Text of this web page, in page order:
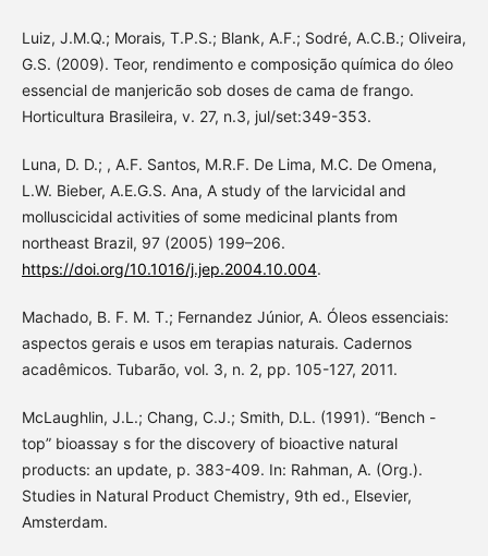
Luiz, J.M.Q.; Morais, T.P.S.; Blank, A.F.; Sodré, A.C.B.; Oliveira,
G.S. (2009). Teor, rendimento e composição química do óleo
essencial de manjericão sob doses de cama de frango.
Horticultura Brasileira, v. 27, n.3, jul/set:349-353.
Luna, D. D.; , A.F. Santos, M.R.F. De Lima, M.C. De Omena,
L.W. Bieber, A.E.G.S. Ana, A study of the larvicidal and
molluscicidal activities of some medicinal plants from
northeast Brazil, 97 (2005) 199–206.
https://doi.org/10.1016/j.jep.2004.10.004.
Machado, B. F. M. T.; Fernandez Júnior, A. Óleos essenciais:
aspectos gerais e usos em terapias naturais. Cadernos
acadêmicos. Tubarão, vol. 3, n. 2, pp. 105-127, 2011.
McLaughlin, J.L.; Chang, C.J.; Smith, D.L. (1991). “Bench -
top” bioassay s for the discovery of bioactive natural
products: an update, p. 383-409. In: Rahman, A. (Org.).
Studies in Natural Product Chemistry, 9th ed., Elsevier,
Amsterdam.